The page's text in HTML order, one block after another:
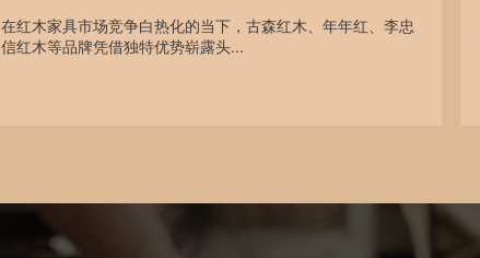
在红木家具市场竞争白热化的当下，古森红木、年年红、李忠
信红木等品牌凭借独特优势崭露头...